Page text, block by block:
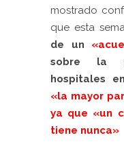
mostrado
que esta
de un
sobre la
hospitales
«la mayor
ya que «un
tiene nunca»